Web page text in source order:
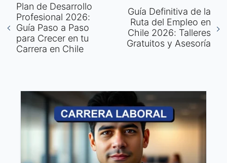
Plan de Desarrollo
Profesional 2026:
Guía Paso a Paso
para Crecer en tu
Carrera en Chile
Guía Definitiva de la
Ruta del Empleo en
Chile 2026: Talleres
Gratuitos y Asesoría